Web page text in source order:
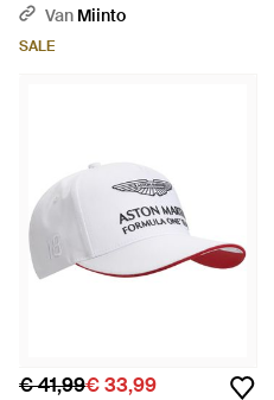
Carolina Panthers Nfl Team
Van Miinto
SALE
€ 41,99€ 33,99